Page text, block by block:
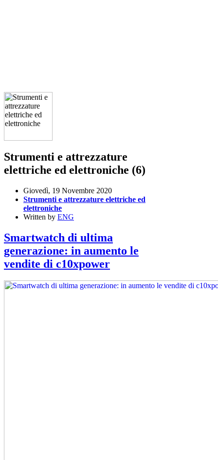
Strumenti e attrezzature
elettriche ed elettroniche (6)
Giovedì, 19 Novembre 2020
Strumenti e attrezzature elettriche ed
elettroniche
Written by ENG
Smartwatch di ultima
generazione: in aumento le
vendite di c10xpower